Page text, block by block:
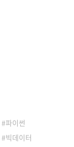
파이썬
빅데이터